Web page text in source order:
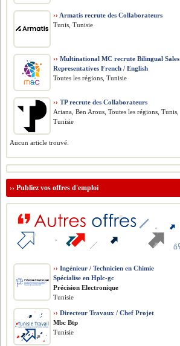
›› Armatis recrute des Collaborateurs
Tunis, Tunisie
›› Multinational MC recrute Bilingual Sales
Representatives French / English
Toutes les régions, Tunisie
›› TP recrute des Collaborateurs
Ariana, Ben Arous, Toutes les régions, Tunis,
Tunisie
Aucun article trouvé.
››Publiez vos offres d'emploi
›› Ingénieur / Technicien en Chimie
Spécialise en Hplc-gc
Précision Electronique
Tunisie
›› Directeur Travaux / Chef Projet
Mbc Btp
Tunisie